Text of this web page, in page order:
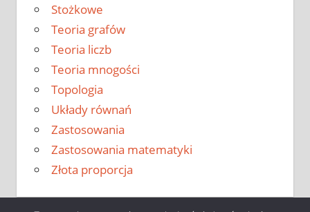
Stożkowe
Teoria grafów
Teoria liczb
Teoria mnogości
Topologia
Układy równań
Zastosowania
Zastosowania matematyki
Złota proporcja